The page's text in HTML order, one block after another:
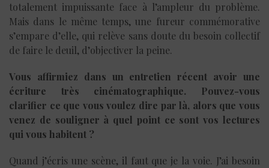
totalement impuissante face à l’ampleur du problème.
Mais dans le même temps, une fureur commémorative
s’empare d’elle, qui relève sans doute du besoin collectif
de faire le deuil, d’objectiver la peine.
Vous affirmiez dans un entretien récent avoir une
écriture très cinématographique. Pouvez-vous
clarifier ce que vous voulez dire par là, alors que vous
venez de souligner à quel point ce sont vos lectures
qui vous habitent ?
Quand j’écris une scène, il faut que je la voie. J’ai besoin